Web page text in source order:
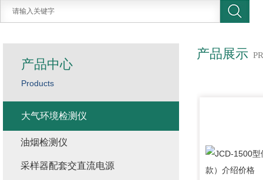
产品展示
产品中心
Products
大气环境检测仪
油烟检测仪
采样器配套交直流电源